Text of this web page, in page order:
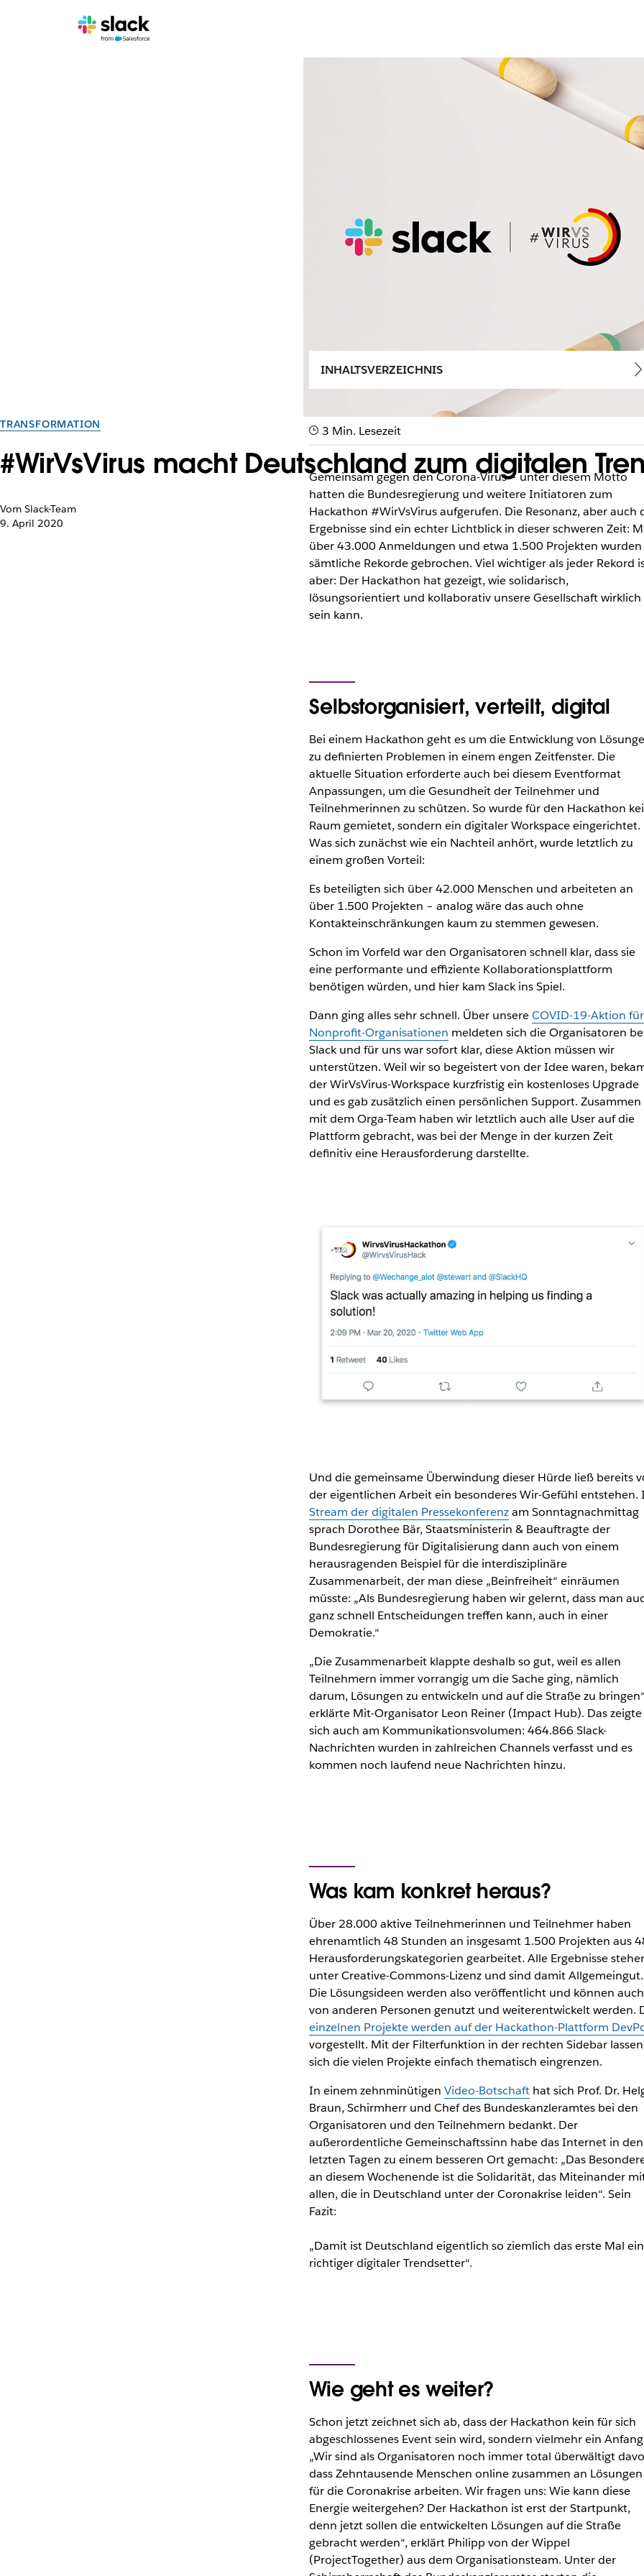
TRANSFORMATION
#WirVsVirus macht Deutschland zum digitalen
Vom Slack-Team
9. April 2020
INHALTSVERZEICHNIS
3 Min. Lesezeit
Gemeinsam gegen den Corona-Virus – unter diesem Motto
hatten die Bundesregierung und weitere Initiatoren zum
Hackathon #WirVsVirus aufgerufen. Die Resonanz, aber auch
Ergebnisse sind ein echter Lichtblick in dieser schweren Zeit:
über 43.000 Anmeldungen und etwa 1.500 Projekten wurden
sämtliche Rekorde gebrochen. Viel wichtiger als jeder Rekord
aber: Der Hackathon hat gezeigt, wie solidarisch,
lösungsorientiert und kollaborativ unsere Gesellschaft wirklich
sein kann.
Selbstorganisiert, verteilt, digital
Bei einem Hackathon geht es um die Entwicklung von
zu definierten Problemen in einem engen Zeitfenster. Die
aktuelle Situation erforderte auch bei diesem Eventformat
Anpassungen, um die Gesundheit der Teilnehmer und
Teilnehmerinnen zu schützen. So wurde für den Hackathon
Raum gemietet, sondern ein digitaler Workspace eingerichtet.
Was sich zunächst wie ein Nachteil anhört, wurde letztlich zu
einem großen Vorteil:
Es beteiligten sich über 42.000 Menschen und arbeiteten an
über 1.500 Projekten – analog wäre das auch ohne
Kontakteinschränkungen kaum zu stemmen gewesen.
Schon im Vorfeld war den Organisatoren schnell klar, dass sie
eine performante und effiziente Kollaborationsplattform
benötigen würden, und hier kam Slack ins Spiel.
Dann ging alles sehr schnell. Über unsereCOVID-19-Aktion für
Nonprofit-Organisationen meldeten sich die Organisatoren
Slack und für uns war sofort klar, diese Aktion müssen wir
unterstützen. Weil wir so begeistert von der Idee waren,
der WirVsVirus-Workspace kurzfristig ein kostenloses Upgrade
und es gab zusätzlich einen persönlichen Support. Zusammen
mit dem Orga-Team haben wir letztlich auch alle User auf die
Plattform gebracht, was bei der Menge in der kurzen Zeit
definitiv eine Herausforderung darstellte.
Und die gemeinsame Überwindung dieser Hürde ließ bereits
der eigentlichen Arbeit ein besonderes Wir-Gefühl entstehen.
Stream der digitalen Pressekonferenzam Sonntagnachmittag
sprach Dorothee Bär, Staatsministerin & Beauftragte der
Bundesregierung für Digitalisierung dann auch von einem
herausragenden Beispiel für die interdisziplinäre
Zusammenarbeit, der man diese „Beinfreiheit“ einräumen
müsste: „Als Bundesregierung haben wir gelernt, dass man
ganz schnell Entscheidungen treffen kann, auch in einer
Demokratie.“
„Die Zusammenarbeit klappte deshalb so gut, weil es allen
Teilnehmern immer vorrangig um die Sache ging, nämlich
darum, Lösungen zu entwickeln und auf die Straße zu
erklärte Mit-Organisator Leon Reiner (Impact Hub). Das zeigte
sich auch am Kommunikationsvolumen: 464.866 Slack-
Nachrichten wurden in zahlreichen Channels verfasst und es
kommen noch laufend neue Nachrichten hinzu.
Was kam konkret heraus?
Über 28.000 aktive Teilnehmerinnen und Teilnehmer haben
ehrenamtlich 48 Stunden an insgesamt 1.500 Projekten aus
Herausforderungskategorien gearbeitet. Alle Ergebnisse
unter Creative-Commons-Lizenz und sind damit Allgemeingut.
Die Lösungsideen werden also veröffentlicht und können auch
von anderen Personen genutzt und weiterentwickelt werden.
einzelnen Projekte werden auf der Hackathon-Plattform
vorgestellt. Mit der Filterfunktion in der rechten Sidebar lassen
sich die vielen Projekte einfach thematisch eingrenzen.
In einem zehnminütigen Video-Botschafthat sich Prof. Dr.
Braun, Schirmherr und Chef des Bundeskanzleramtes bei den
Organisatoren und den Teilnehmern bedankt. Der
außerordentliche Gemeinschaftssinn habe das Internet in den
letzten Tagen zu einem besseren Ort gemacht: „Das
an diesem Wochenende ist die Solidarität, das Miteinander
allen, die in Deutschland unter der Coronakrise leiden“. Sein
Fazit:
„Damit ist Deutschland eigentlich so ziemlich das erste Mal ein
richtiger digitaler Trendsetter“.
Wie geht es weiter?
Schon jetzt zeichnet sich ab, dass der Hackathon kein für sich
abgeschlossenes Event sein wird, sondern vielmehr ein
„Wir sind als Organisatoren noch immer total überwältigt
dass Zehntausende Menschen online zusammen an Lösungen
für die Coronakrise arbeiten. Wir fragen uns: Wie kann diese
Energie weitergehen? Der Hackathon ist erst der Startpunkt,
denn jetzt sollen die entwickelten Lösungen auf die Straße
gebracht werden“, erklärt Philipp von der Wippel
(ProjectTogether) aus dem Organisationsteam. Unter der